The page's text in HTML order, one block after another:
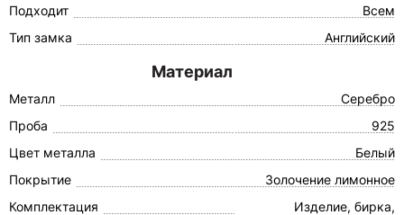
Подходит
Всем
Тип замка
Английский
Материал
Металл
Серебро
Проба
925
Цвет металла
Белый
Покрытие
Золочение лимонное
Комплектация
Изделие, бирка,